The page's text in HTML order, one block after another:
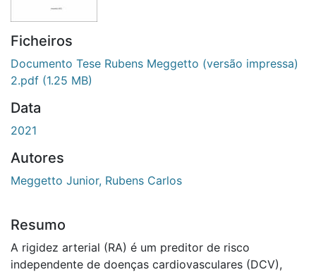
Ficheiros
Documento Tese Rubens Meggetto (versão impressa)
2.pdf (1.25 MB)
Data
2021
Autores
Meggetto Junior, Rubens Carlos
Resumo
A rigidez arterial (RA) é um preditor de risco
independente de doenças cardiovasculares (DCV),